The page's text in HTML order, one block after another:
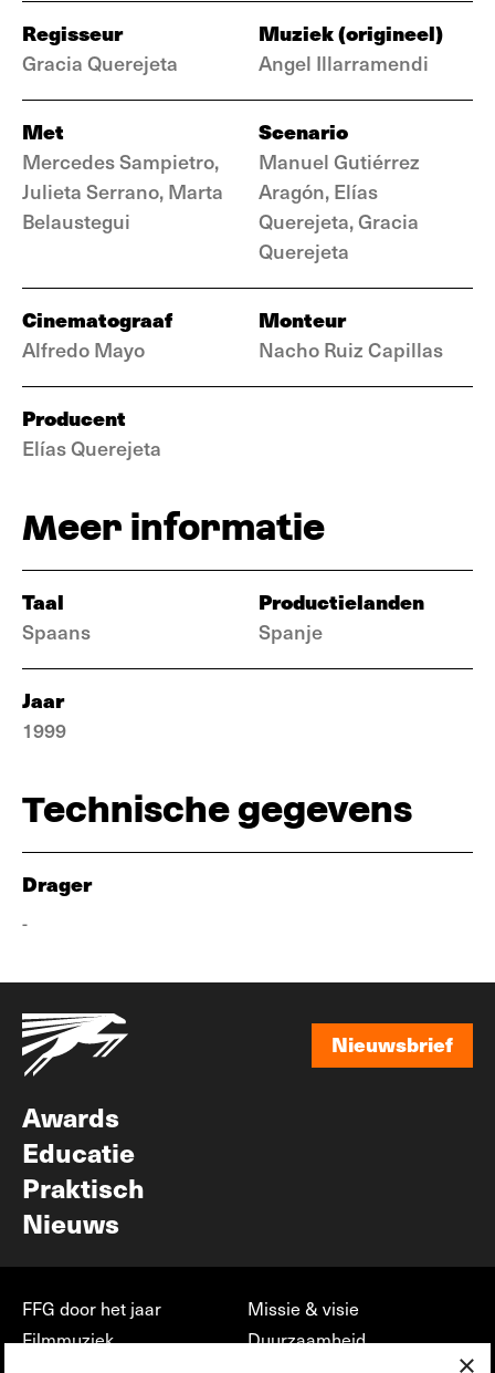
Regisseur
Gracia Querejeta
Muziek (origineel)
Angel Illarramendi
Met
Mercedes Sampietro,
Julieta Serrano, Marta
Belaustegui
Scenario
Manuel Gutiérrez
Aragón, Elías
Querejeta, Gracia
Querejeta
Cinematograaf
Alfredo Mayo
Monteur
Nacho Ruiz Capillas
Producent
Elías Querejeta
Meer informatie
Taal
Spaans
Productielanden
Spanje
Jaar
1999
Technische gegevens
Drager
-
Nieuwsbrief
Awards
Educatie
Praktisch
Nieuws
FFG door het jaar
Filmmuziek
Missie & visie
Duurzaamheid
×